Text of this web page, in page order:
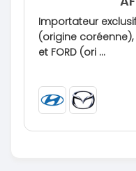
Importateur
(origine
et FORD (ori ...